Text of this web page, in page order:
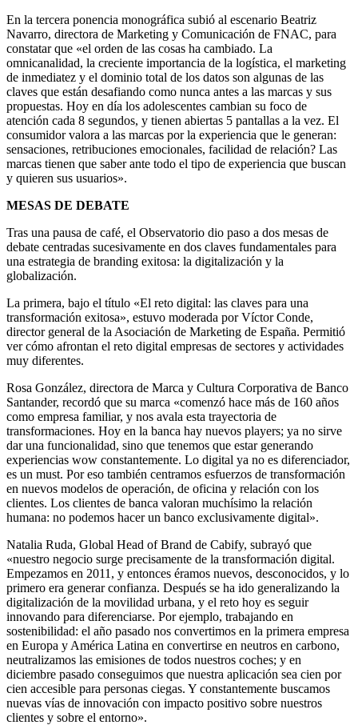
En la tercera ponencia monográfica subió al escenario Beatriz
Navarro, directora de Marketing y Comunicación de FNAC, para
constatar que «el orden de las cosas ha cambiado. La
omnicanalidad, la creciente importancia de la logística, el marketing
de inmediatez y el dominio total de los datos son algunas de las
claves que están desafiando como nunca antes a las marcas y sus
propuestas. Hoy en día los adolescentes cambian su foco de
atención cada 8 segundos, y tienen abiertas 5 pantallas a la vez. El
consumidor valora a las marcas por la experiencia que le generan:
sensaciones, retribuciones emocionales, facilidad de relación? Las
marcas tienen que saber ante todo el tipo de experiencia que buscan
y quieren sus usuarios».
MESAS DE DEBATE
Tras una pausa de café, el Observatorio dio paso a dos mesas de
debate centradas sucesivamente en dos claves fundamentales para
una estrategia de branding exitosa: la digitalización y la
globalización.
La primera, bajo el título «El reto digital: las claves para una
transformación exitosa», estuvo moderada por Víctor Conde,
director general de la Asociación de Marketing de España. Permitió
ver cómo afrontan el reto digital empresas de sectores y actividades
muy diferentes.
Rosa González, directora de Marca y Cultura Corporativa de Banco
Santander, recordó que su marca «comenzó hace más de 160 años
como empresa familiar, y nos avala esta trayectoria de
transformaciones. Hoy en la banca hay nuevos players; ya no sirve
dar una funcionalidad, sino que tenemos que estar generando
experiencias wow constantemente. Lo digital ya no es diferenciador,
es un must. Por eso también centramos esfuerzos de transformación
en nuevos modelos de operación, de oficina y relación con los
clientes. Los clientes de banca valoran muchísimo la relación
humana: no podemos hacer un banco exclusivamente digital».
Natalia Ruda, Global Head of Brand de Cabify, subrayó que
«nuestro negocio surge precisamente de la transformación digital.
Empezamos en 2011, y entonces éramos nuevos, desconocidos, y lo
primero era generar confianza. Después se ha ido generalizando la
digitalización de la movilidad urbana, y el reto hoy es seguir
innovando para diferenciarse. Por ejemplo, trabajando en
sostenibilidad: el año pasado nos convertimos en la primera empresa
en Europa y América Latina en convertirse en neutros en carbono,
neutralizamos las emisiones de todos nuestros coches; y en
diciembre pasado conseguimos que nuestra aplicación sea cien por
cien accesible para personas ciegas. Y constantemente buscamos
nuevas vías de innovación con impacto positivo sobre nuestros
clientes y sobre el entorno».